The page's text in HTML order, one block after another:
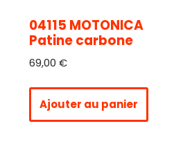
04115 MOTONICA
Patine carbone
69,00 €
Ajouter au panier